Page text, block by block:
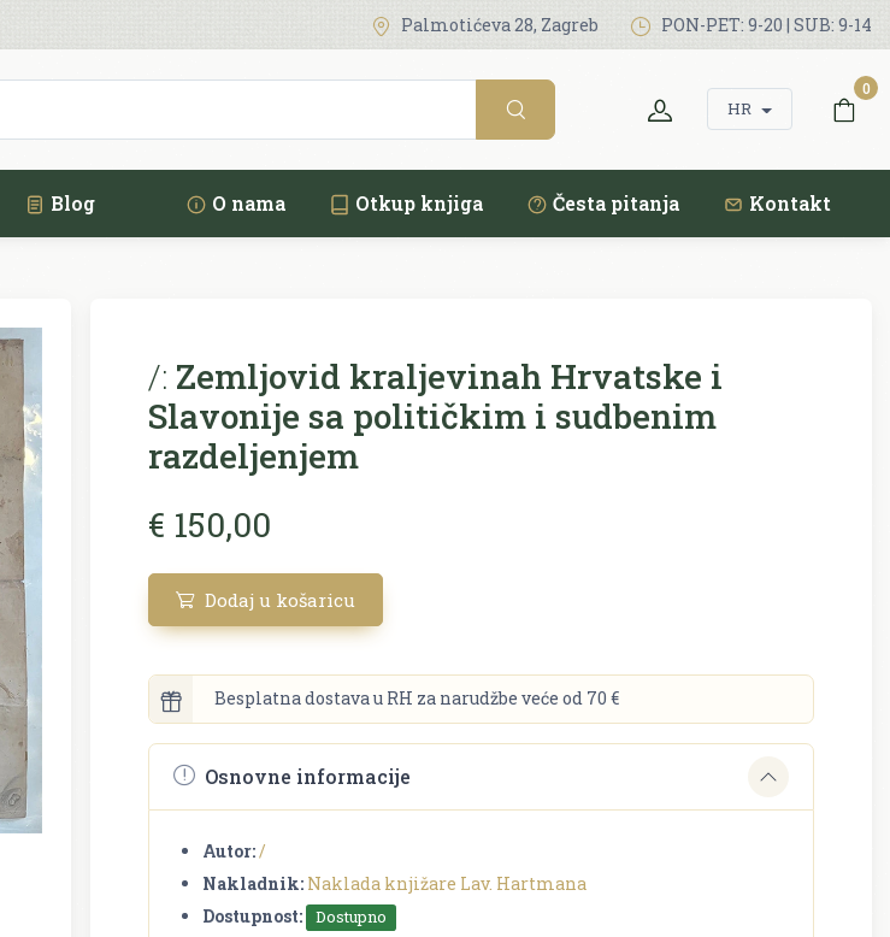
Palmotićeva 28, Zagreb PON-PET: 9-20 | SUB: 9-14
HR
0
Blog O nama Otkup knjiga Česta pitanja Kontakt
/: Zemljovid kraljevinah Hrvatske i
Slavonije sa političkim i sudbenim
razdeljenjem
€ 150,00
Dodaj u košaricu
Besplatna dostava u RH za narudžbe veće od 70 €
Osnovne informacije
Autor:/
Nakladnik: Naklada knjižare Lav. Hartmana
Dostupnost:
Dostupno